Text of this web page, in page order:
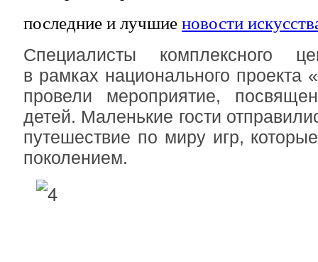
последние и лучшие новости
Специалисты комплексного
в рамках национального проекта
провели мероприятие,
детей. Маленькие гости
путешествие по миру игр,
поколением.